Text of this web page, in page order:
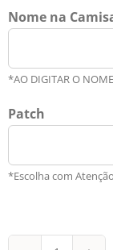
Nome na
*AO DIGITAR O
Patch
*Escolha com Atenção